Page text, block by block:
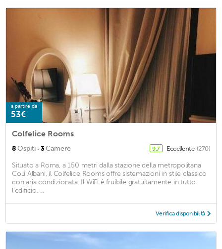
a partire da
53€
Colfelice Rooms
8Ospiti · 3Camere 9,7 Eccellente (270)
Situato a Roma, a 150 metri dalla stazione della metropolitana
Colli Albani, il Colfelice Rooms offre sistemazioni in stile classico
con aria condizionata. Il WiFi è fruibile gratuitamente in tutto
l'edificio. ...
Verifica disponibilità